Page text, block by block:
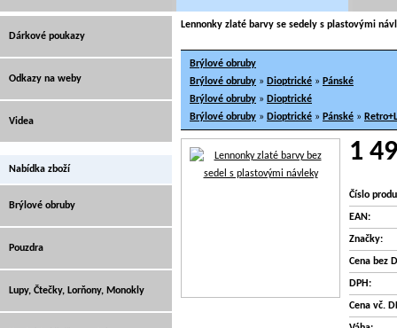
Lennonky zlaté barvy se sedely s plastovými
Brýlové obruby
Brýlové obruby » Dioptrické » Pánské
Brýlové obruby » Dioptrické
Brýlové obruby » Dioptrické » Pánské »
1
Číslo
EAN:
Značky:
Cena bez
DPH:
Cena vč.
Dárkové poukazy
Odkazy na weby
Videa
Nabídka zboží
Brýlové obruby
Pouzdra
Lupy, Čtečky, Lorňony, Monokly